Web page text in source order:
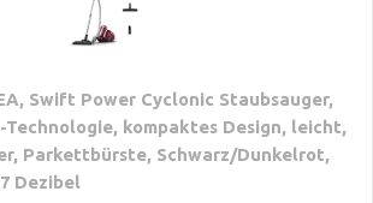
Swift Power Cyclonic Staubsauger,
kompaktes Design, leicht,
Parkettbürste, Schwarz/Dunkelrot,
Dezibel